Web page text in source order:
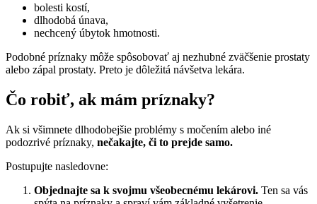
bolesti kostí,
dlhodobá únava,
nechcený úbytok hmotnosti.
Podobné príznaky môže spôsobovať aj nezhubné zväčšenie prostaty
alebo zápal prostaty. Preto je dôležitá návšetva lekára.
Čo robiť, ak mám príznaky?
Ak si všimnete dlhodobejšie problémy s močením alebo iné
podozrivé príznaky, nečakajte, či to prejde samo.
Postupujte nasledovne:
Objednajte sa k svojmu všeobecnému lekárovi. Ten sa vás